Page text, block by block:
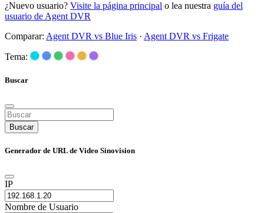
¿Nuevo usuario? Visite la página principal o lea nuestra guía del
usuario de Agent DVR
Comparar: Agent DVR vs Blue Iris · Agent DVR vs Frigate
Tema:
Buscar
Buscar
Generador de URL de Video Sinovision
IP
Nombre de Usuario